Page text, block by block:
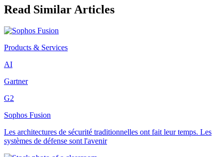
Read Similar Articles
Products & Services
AI
Gartner
G2
Sophos Fusion
Les architectures de sécurité traditionnelles ont fait leur temps. Les
systèmes de défense sont l'avenir